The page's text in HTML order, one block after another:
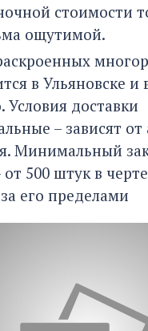
стоимости
ощутимой.
в Ульяновске и
Условия доставки
– зависят от
Минимальный
от 500 штук в
его пределами​​​